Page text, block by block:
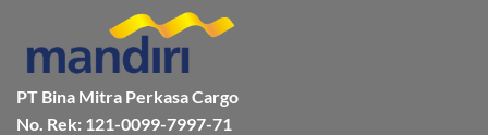
&
Aman
Bersama
Bmp
Cargo
PT Bina Mitra Perkasa Cargo
No. Rek: 121-0099-7997-71